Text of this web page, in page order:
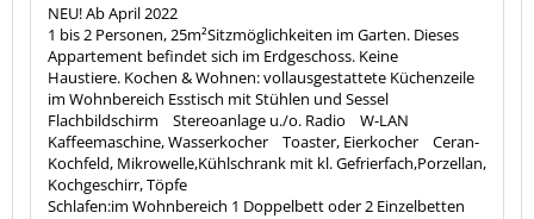
NEU! Ab April 2022
1 bis 2 Personen, 25m²Sitzmöglichkeiten im Garten. Dieses
Appartement befindet sich im Erdgeschoss. Keine
Haustiere. Kochen & Wohnen: vollausgestattete Küchenzeile
im Wohnbereich Esstisch mit Stühlen und Sessel
Flachbildschirm Stereoanlage u./o. Radio W-LAN
Kaffeemaschine, Wasserkocher Toaster, Eierkocher Ceran-
Kochfeld, Mikrowelle,Kühlschrank mit kl. Gefrierfach,Porzellan,
Kochgeschirr, Töpfe
Schlafen:im Wohnbereich 1 Doppelbett oder 2 Einzelbetten